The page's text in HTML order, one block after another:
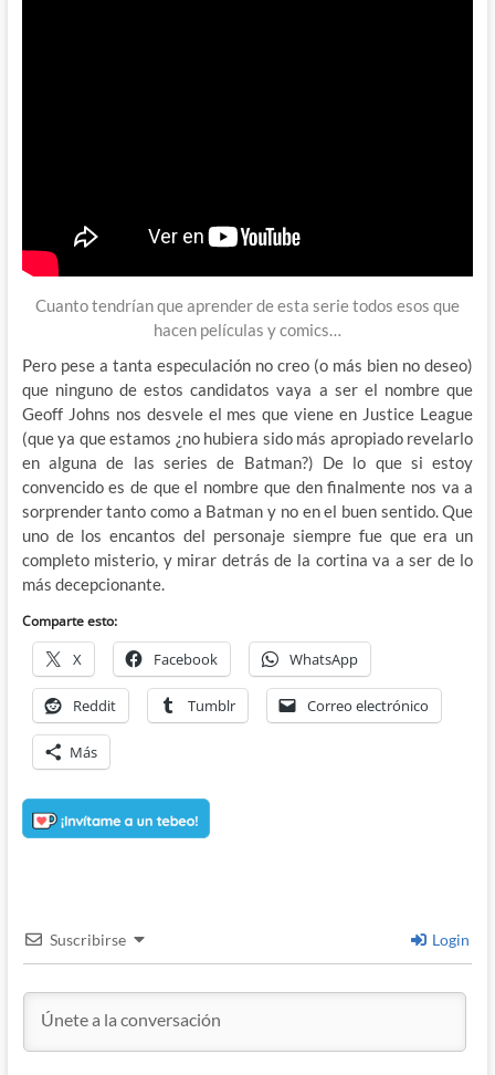
Cuanto tendrían que aprender de esta serie todos esos que
hacen películas y comics…
Pero pese a tanta especulación no creo (o más bien no deseo)
que ninguno de estos candidatos vaya a ser el nombre que
Geoff Johns nos desvele el mes que viene en Justice League
(que ya que estamos ¿no hubiera sido más apropiado revelarlo
en alguna de las series de Batman?) De lo que si estoy
convencido es de que el nombre que den finalmente nos va a
sorprender tanto como a Batman y no en el buen sentido. Que
uno de los encantos del personaje siempre fue que era un
completo misterio, y mirar detrás de la cortina va a ser de lo
más decepcionante.
Comparte esto:
X Facebook WhatsApp
Reddit Tumblr Correo electrónico
Más
Suscribirse Login